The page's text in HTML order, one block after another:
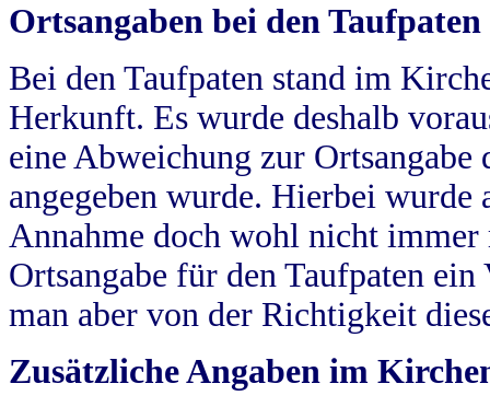
Ortsangaben bei den Taufpaten
Bei den Taufpaten stand im
Herkunft. Es wurde deshalb
eine Abweichung zur
angegeben wurde. Hierbei wurde
Annahme doch wohl nicht
Ortsangabe für den Taufpaten
man aber von der Richtigkeit
Zusätzliche Angaben im